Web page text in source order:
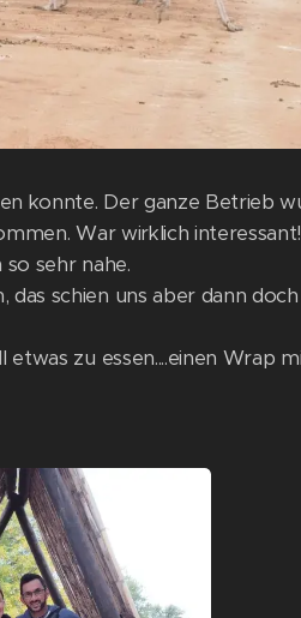
konnte. Der ganze Betrieb
War wirklich
sehr nahe.
schien uns aber dann
zu essen....einen Wrap